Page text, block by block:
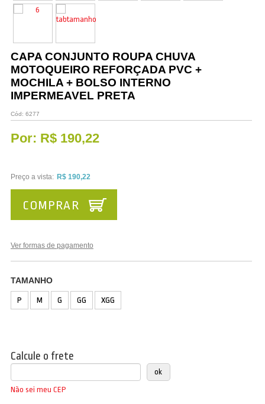
Vestuário
CAPA CONJUNTO ROUPA CHUVA
MOTOQUEIRO REFORÇADA PVC +
MOCHILA + BOLSO INTERNO
IMPERMEAVEL PRETA
Cód: 6277
Por: R$ 190,22
Preço a vista: R$ 190,22
Ver formas de pagamento
TAMANHO
P M G GG XGG
COMPRAR
Calcule o frete
Não sei meu CEP